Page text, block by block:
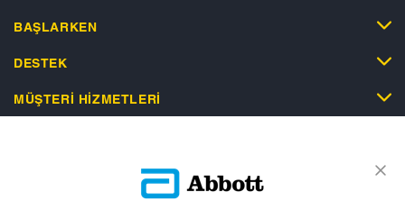
BAŞLARKEN
DESTEK
MÜŞTERI HIZMETLERI